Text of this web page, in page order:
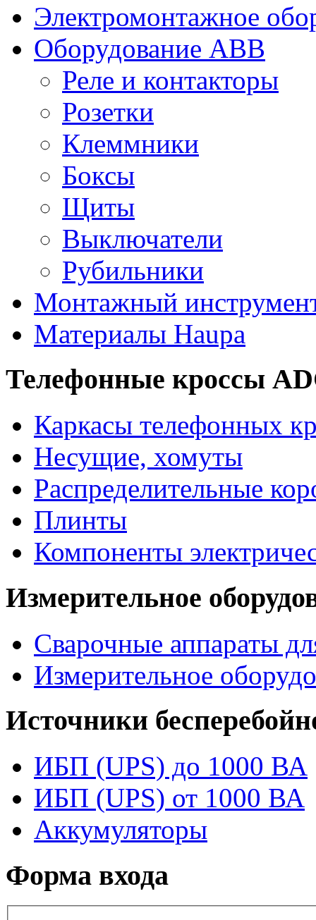
Электромонтажное
Оборудование ABB
Реле и контакторы
Розетки
Клеммники
Боксы
Щиты
Выключатели
Рубильники
Монтажный
Материалы Haupa
Телефонные кроссы
Каркасы телефонных
Несущие, хомуты
Распределительные
Плинты
Компоненты
Измерительное
Сварочные аппараты
Измерительное
Источники
ИБП (UPS) до 1000 ВА
ИБП (UPS) от 1000 ВА
Аккумуляторы
Форма входа